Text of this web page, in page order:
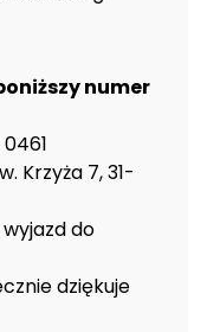
numer
Krzyża 7, 31-
do
dziękuje